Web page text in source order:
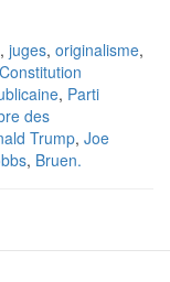
, juges, originalisme,
Constitution
, Parti
des
Trump, Joe
, Bruen.